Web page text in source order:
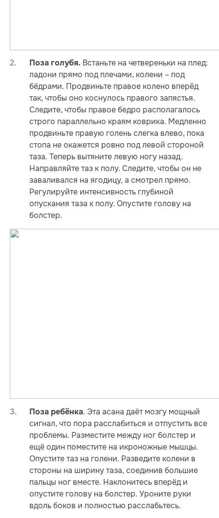
Поза голубя. Встаньте на четвереньки на плед:
ладони прямо под плечами, колени – под
бёдрами. Продвиньте правое колено вперёд
так, чтобы оно коснулось правого запястья.
Следите, чтобы правое бедро располагалось
строго параллельно краям коврика. Медленно
продвиньте правую голень слегка влево, пока
стопа не окажется ровно под левой стороной
таза. Теперь вытяните левую ногу назад.
Направляйте таз к полу. Следите, чтобы он не
заваливался на ягодицу, а смотрел прямо.
Регулируйте интенсивность глубиной
опускания таза к полу. Опустите голову на
болстер.
Поза ребёнка. Эта асана даёт мозгу мощный
сигнал, что пора расслабиться и отпустить все
проблемы. Разместите между ног болстер и
ещё один поместите на икроножные мышцы.
Опустите таз на голени. Разведите колени в
стороны на ширину таза, соединив большие
пальцы ног вместе. Наклонитесь вперёд и
опустите голову на болстер. Уроните руки
вдоль боков и полностью расслабьтесь.